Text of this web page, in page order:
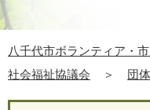
八千代市ボランティア・
社会福祉協議会
＞ 団